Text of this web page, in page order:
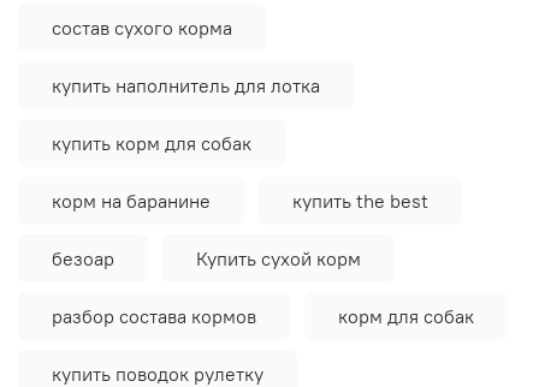
состав сухого корма
купить наполнитель для лотка
купить корм для собак
корм на баранине купить the best
безоар Купить сухой корм
разбор состава кормов корм для собак
купить поводок рулетку